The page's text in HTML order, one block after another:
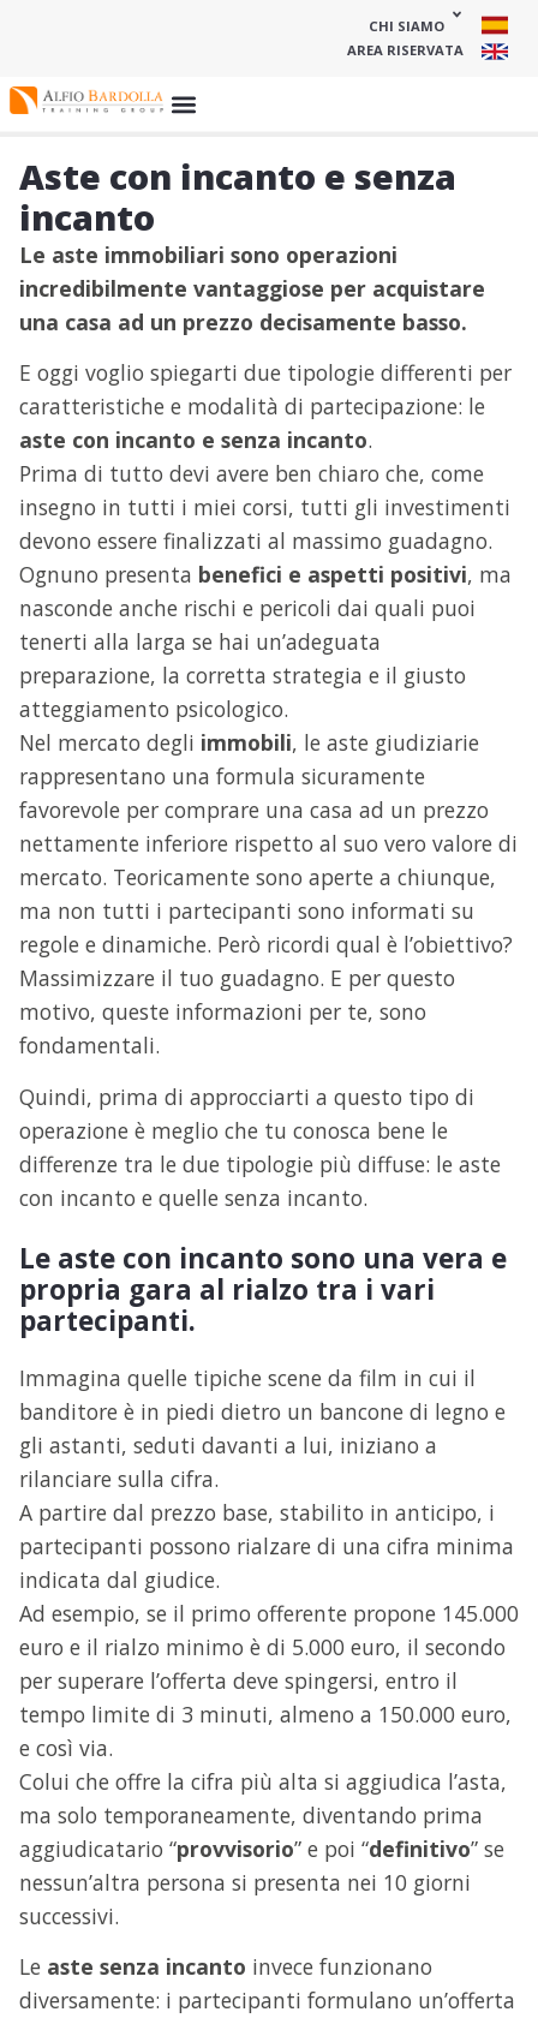
CHI SIAMO
AREA RISERVATA
Aste con incanto e senza
incanto
Le aste immobiliari sono operazioni
incredibilmente vantaggiose per acquistare
una casa ad un prezzo decisamente basso.
E oggi voglio spiegarti due tipologie differenti per
caratteristiche e modalità di partecipazione: le
aste con incanto e senza incanto.
Prima di tutto devi avere ben chiaro che, come
insegno in tutti i miei corsi, tutti gli investimenti
devono essere finalizzati al massimo guadagno.
Ognuno presenta benefici e aspetti positivi, ma
nasconde anche rischi e pericoli dai quali puoi
tenerti alla larga se hai un’adeguata
preparazione, la corretta strategia e il giusto
atteggiamento psicologico.
Nel mercato degli immobili, le aste giudiziarie
rappresentano una formula sicuramente
favorevole per comprare una casa ad un prezzo
nettamente inferiore rispetto al suo vero valore di
mercato. Teoricamente sono aperte a chiunque,
ma non tutti i partecipanti sono informati su
regole e dinamiche. Però ricordi qual è l’obiettivo?
Massimizzare il tuo guadagno. E per questo
motivo, queste informazioni per te, sono
fondamentali.
Quindi, prima di approcciarti a questo tipo di
operazione è meglio che tu conosca bene le
differenze tra le due tipologie più diffuse: le aste
con incanto e quelle senza incanto.
Le aste con incanto sono una vera e
propria gara al rialzo tra i vari
partecipanti.
Immagina quelle tipiche scene da film in cui il
banditore è in piedi dietro un bancone di legno e
gli astanti, seduti davanti a lui, iniziano a
rilanciare sulla cifra.
A partire dal prezzo base, stabilito in anticipo, i
partecipanti possono rialzare di una cifra minima
indicata dal giudice.
Ad esempio, se il primo offerente propone 145.000
euro e il rialzo minimo è di 5.000 euro, il secondo
per superare l’offerta deve spingersi, entro il
tempo limite di 3 minuti, almeno a 150.000 euro,
e così via.
Colui che offre la cifra più alta si aggiudica l’asta,
ma solo temporaneamente, diventando prima
aggiudicatario “provvisorio” e poi “definitivo” se
nessun’altra persona si presenta nei 10 giorni
successivi.
Le aste senza incanto invece funzionano
diversamente: i partecipanti formulano un’offerta